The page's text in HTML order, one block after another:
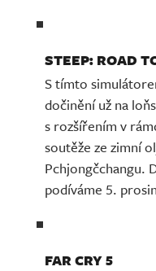
STEEP: ROAD
S tímto
dočinění už na
s rozšířením v
soutěže ze zimní
Pchjongčchangu.
podíváme 5.
FAR CRY 5